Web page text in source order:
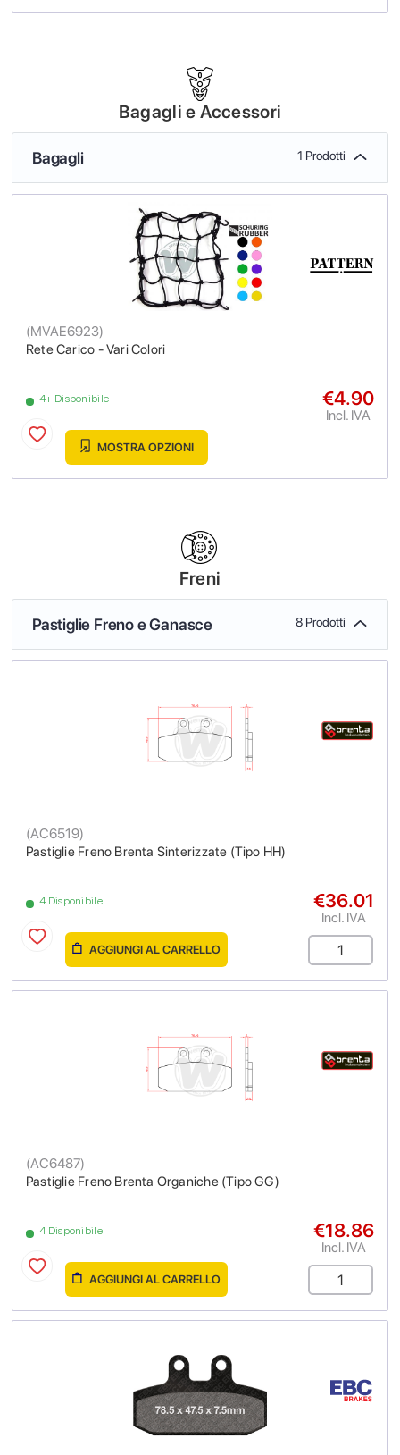
Bagagli e Accessori
Bagagli 1 Prodotti
Rete Carico - Vari Colori
(MVAE6923)
4+ Disponibile €4.90
Incl. IVA
MOSTRA OPZIONI
Freni
Pastiglie Freno e Ganasce 8 Prodotti
Pastiglie Freno Brenta Sinterizzate (Tipo HH)
(AC6519)
4 Disponibile €36.01
Incl. IVA
AGGIUNGI AL CARRELLO
Pastiglie Freno Brenta Organiche (Tipo GG)
(AC6487)
4 Disponibile €18.86
Incl. IVA
AGGIUNGI AL CARRELLO